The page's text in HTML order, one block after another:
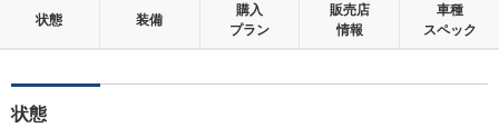
状態 装備
購入
プラン
販売店
情報
車種
スペック
状態